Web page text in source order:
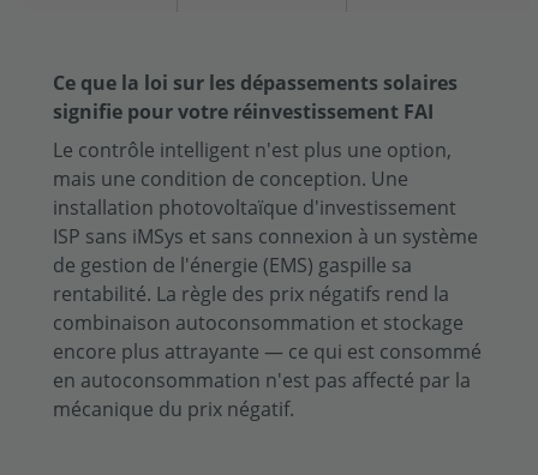
Ce que la loi sur les dépassements solaires
signifie pour votre réinvestissement FAI
Le contrôle intelligent n'est plus une option,
mais une condition de conception. Une
installation photovoltaïque d'investissement
ISP sans iMSys et sans connexion à un système
de gestion de l'énergie (EMS) gaspille sa
rentabilité. La règle des prix négatifs rend la
combinaison autoconsommation et stockage
encore plus attrayante — ce qui est consommé
en autoconsommation n'est pas affecté par la
mécanique du prix négatif.